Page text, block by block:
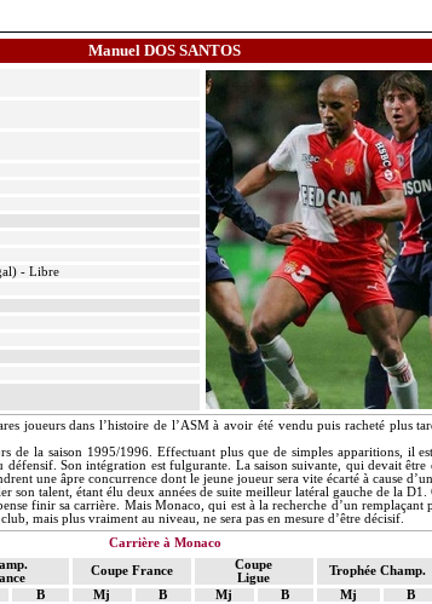
Manuel DOS SANTOS
- Libre
joueurs dans l’histoire de l’ASM à avoir été vendu puis racheté plus
de la saison 1995/1996. Effectuant plus que de simples apparitions, il
Son intégration est fulgurante. La saison suivante, qui devait
une âpre concurrence dont le jeune joueur sera vite écarté à cause
son talent, étant élu deux années de suite meilleur latéral gauche de la D1.
finir sa carrière. Mais Monaco, qui est à la recherche d’un
mais plus vraiment au niveau, ne sera pas en mesure d’être décisif.
Carrière à Monaco
Coupe France
Coupe
Ligue
Trophée Champ.
B Mj B Mj B Mj B